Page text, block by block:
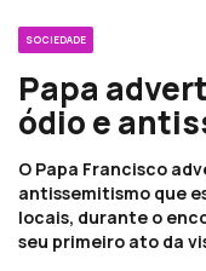
SOCIEDADE
Papa
ódio e
O Papa Francisco
antissemitismo que
locais, durante o
seu primeiro ato da